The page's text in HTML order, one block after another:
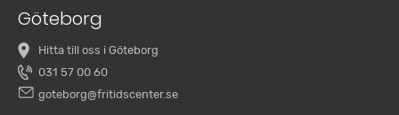
Göteborg
Hitta till oss i Göteborg
031 57 00 60
goteborg@fritidscenter.se